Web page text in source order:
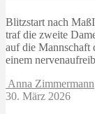
Blitzstart nach
traf die zweite
auf die Mannschaft
einem
Anna Zimmermann
30. März 2026